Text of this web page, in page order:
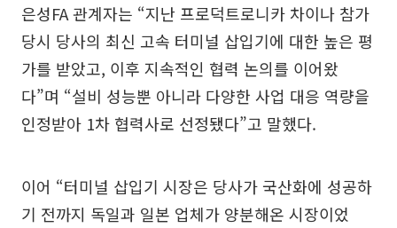
은성FA 관계자는 “지난 프로덕트로니카 차이나 참가
당시 당사의 최신 고속 터미널 삽입기에 대한 높은 평
가를 받았고, 이후 지속적인 협력 논의를 이어왔
다”며 “설비 성능뿐 아니라 다양한 사업 대응 역량을
인정받아 1차 협력사로 선정됐다”고 말했다.
이어 “터미널 삽입기 시장은 당사가 국산화에 성공하
기 전까지 독일과 일본 업체가 양분해온 시장이었